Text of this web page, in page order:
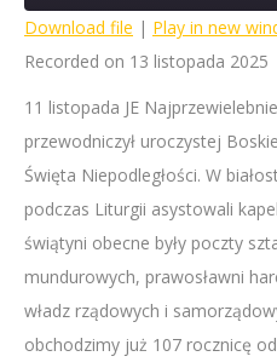
SHARE
LINK
Download file | Play in new
Recorded on 13 listopada 2025
11 listopada JE
przewodniczył uroczystej
Święta Niepodległości. W
podczas Liturgii asystowali
świątyni obecne były poczty
mundurowych, prawosławni
władz rządowych i
obchodzimy już 107 rocznicę